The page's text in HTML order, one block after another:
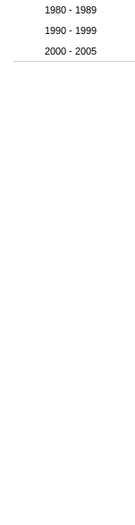
1980 - 1989
1990 - 1999
2000 - 2005